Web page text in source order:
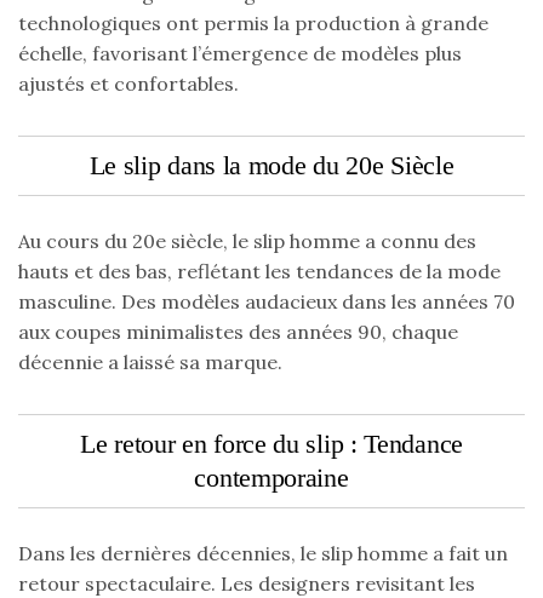
technologiques ont permis la production à grande
échelle, favorisant l’émergence de modèles plus
ajustés et confortables.
Le slip dans la mode du 20e Siècle
Au cours du 20e siècle, le slip homme a connu des
hauts et des bas, reflétant les tendances de la mode
masculine. Des modèles audacieux dans les années 70
aux coupes minimalistes des années 90, chaque
décennie a laissé sa marque.
Le retour en force du slip : Tendance
contemporaine
Dans les dernières décennies, le slip homme a fait un
retour spectaculaire. Les designers revisitant les